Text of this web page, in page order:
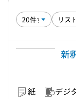
新
紙 デジ